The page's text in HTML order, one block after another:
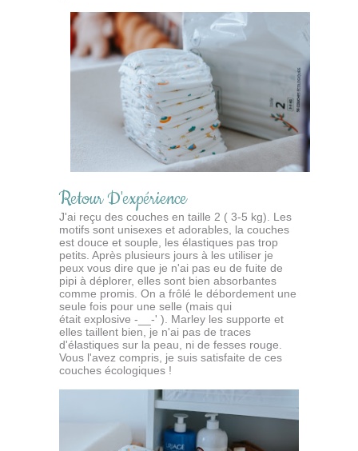
Retour D'expérience
J'ai reçu des couches en taille 2 ( 3-5 kg). Les
motifs sont unisexes et adorables, la couches
est douce et souple, les élastiques pas trop
petits. Après plusieurs jours à les utiliser je
peux vous dire que je n'ai pas eu de fuite de
pipi à déplorer, elles sont bien absorbantes
comme promis. On a frôlé le débordement une
seule fois pour une selle (mais qui
était explosive -__-' ). Marley les supporte et
elles taillent bien, je n'ai pas de traces
d'élastiques sur la peau, ni de fesses rouge.
Vous l'avez compris, je suis satisfaite de ces
couches écologiques !